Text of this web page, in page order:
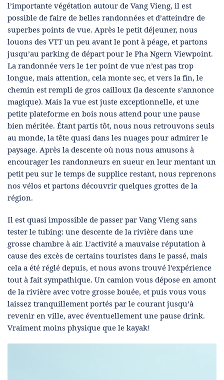
l’importante végétation autour de Vang Vieng, il est
possible de faire de belles randonnées et d’atteindre de
superbes points de vue. Après le petit déjeuner, nous
louons des VTT un peu avant le pont à péage, et partons
jusqu’au parking de départ pour le Pha Ngern Viewpoint.
La randonnée vers le 1er point de vue n’est pas trop
longue, mais attention, cela monte sec, et vers la fin, le
chemin est rempli de gros cailloux (la descente s’annonce
magique). Mais la vue est juste exceptionnelle, et une
petite plateforme en bois nous attend pour une pause
bien méritée. Étant partis tôt, nous nous retrouvons seuls
au monde, la tête quasi dans les nuages pour admirer le
paysage. Après la descente où nous nous amusons à
encourager les randonneurs en sueur en leur mentant un
petit peu sur le temps de supplice restant, nous reprenons
nos vélos et partons découvrir quelques grottes de la
région.
Il est quasi impossible de passer par Vang Vieng sans
tester le tubing: une descente de la rivière dans une
grosse chambre à air. L’activité a mauvaise réputation à
cause des excès de certains touristes dans le passé, mais
cela a été réglé depuis, et nous avons trouvé l’expérience
tout à fait sympathique. Un camion vous dépose en amont
de la rivière avec votre grosse bouée, et puis vous vous
laissez tranquillement portés par le courant jusqu’à
revenir en ville, avec éventuellement une pause drink.
Vraiment moins physique que le kayak!